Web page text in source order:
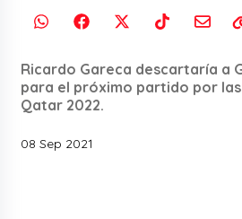
Ricardo Gareca descartaría a
para el próximo partido por
Qatar 2022.
08 Sep 2021